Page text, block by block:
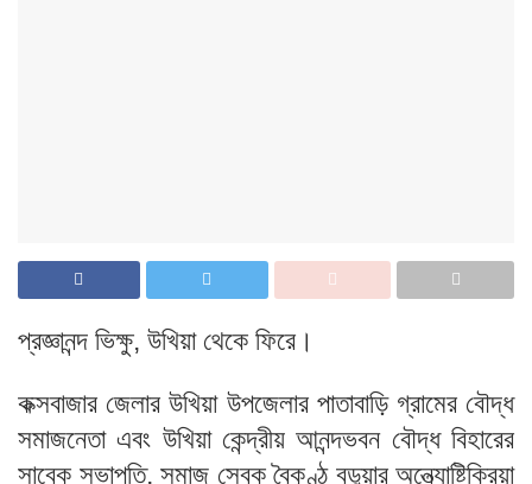
প্রজ্ঞানন্দ ভিক্ষু, উখিয়া থেকে ফিরে।
কক্সবাজার জেলার উখিয়া উপজেলার পাতাবাড়ি গ্রামের বৌদ্ধ
সমাজনেতা এবং উখিয়া কেন্দ্রীয় আনন্দভবন বৌদ্ধ বিহারের
সাবেক সভাপতি, সমাজ সেবক বৈকুণ্ঠ বড়ুয়ার অন্ত্যোষ্টিক্রিয়া